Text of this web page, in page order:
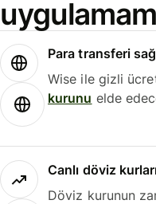
Para transferi
Wise ile gizli
kurunu elde
Canlı döviz
Döviz kurunun